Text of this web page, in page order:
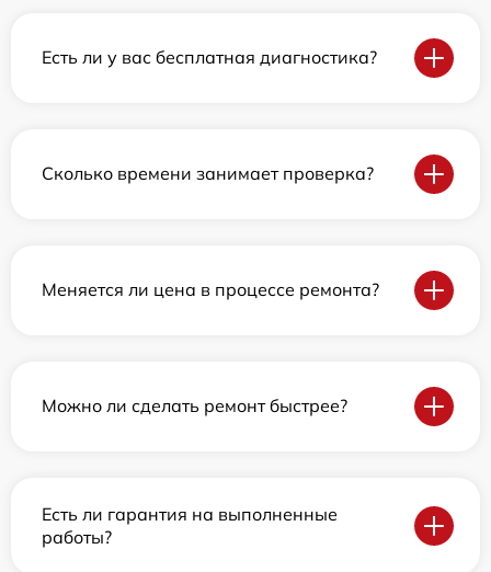
Есть ли у вас бесплатная диагностика?
Сколько времени занимает проверка?
Меняется ли цена в процессе ремонта?
Можно ли сделать ремонт быстрее?
Есть ли гарантия на выполненные
работы?